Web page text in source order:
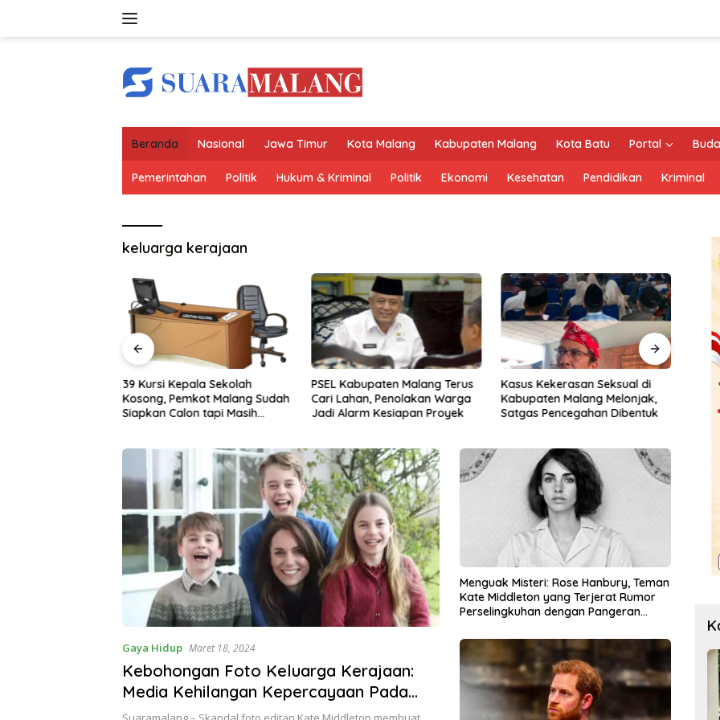
Beranda Nasional Jawa Timur Kota Malang Kabupaten Malang Kota Batu Portal
Pemerintahan Politik Hukum & Kriminal Politik Ekonomi Kesehatan Pendidikan Kriminal
keluarga kerajaan
PSEL Kabupaten Malang Terus
Cari Lahan, Penolakan Warga
Jadi Alarm Kesiapan Proyek
Kasus Kekerasan Seksual di
Kabupaten Malang Melonjak,
Satgas Pencegahan Dibentuk
Korsleting Listrik Hanguskan
Dapur dan Gudang Kayu
Gaya Hidup Maret 18, 2024
Kebohongan Foto Keluarga Kerajaan:
Media Kehilangan Kepercayaan Pada
Pangeran William dan Kate Middleton
Menguak Misteri: Rose Hanbury, Teman
Kate Middleton yang Terjerat Rumor
Perselingkuhan dengan Pangeran